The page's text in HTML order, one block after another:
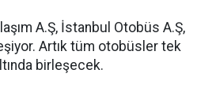
A.Ş, İstanbul Otobüs A.Ş,
Artık tüm otobüsler tek
birleşecek.